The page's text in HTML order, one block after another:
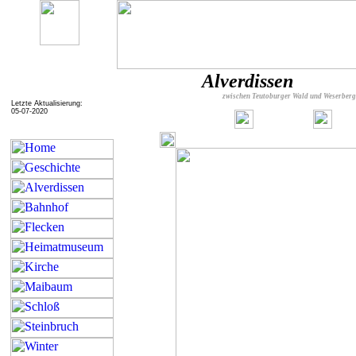
Letzte Aktualisierung:
05-07-2020
Alverdissen
zwischen Teutoburger Wald und